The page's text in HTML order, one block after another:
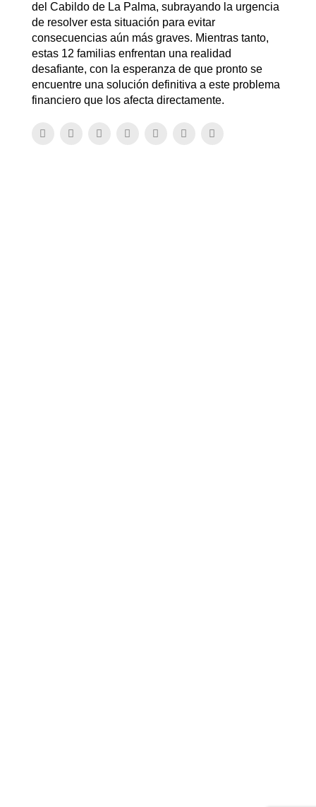
del Cabildo de La Palma, subrayando la urgencia
de resolver esta situación para evitar
consecuencias aún más graves. Mientras tanto,
estas 12 familias enfrentan una realidad
desafiante, con la esperanza de que pronto se
encuentre una solución definitiva a este problema
financiero que los afecta directamente.